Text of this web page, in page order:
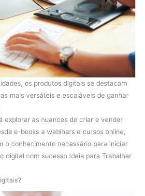
os produtos digitais se destacam
mais versáteis e escaláveis de ganhar
explorar as nuances de criar e vender
e-books a webinars e cursos online,
o conhecimento necessário para iniciar
digital com sucesso Ideia para Trabalhar